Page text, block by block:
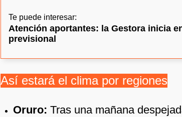
Te puede interesar:
Atención aportantes: la Gestora inicia
previsional
Así estará el clima por regiones
Oruro: Tras una mañana